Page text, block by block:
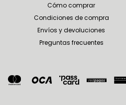
Cómo comprar
Condiciones de compra
Envíos y devoluciones
Preguntas frecuentes